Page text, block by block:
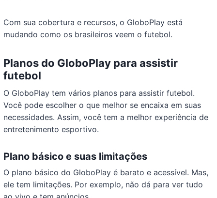
Com sua cobertura e recursos, o GloboPlay está
mudando como os brasileiros veem o futebol.
Planos do GloboPlay para assistir
futebol
O GloboPlay tem vários planos para assistir futebol.
Você pode escolher o que melhor se encaixa em suas
necessidades. Assim, você tem a melhor experiência de
entretenimento esportivo.
Plano básico e suas limitações
O plano básico do GloboPlay é barato e acessível. Mas,
ele tem limitações. Por exemplo, não dá para ver tudo